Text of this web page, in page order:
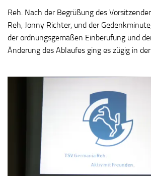
Reh. Nach der Begrüßung des
Reh, Jonny Richter, und der
der ordnungsgemäßen Einberufung und
Änderung des Ablaufes ging es zügig in